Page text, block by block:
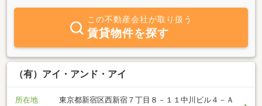
この不動産会社が取り扱う
賃貸物件を探す
（有）アイ・アンド・アイ
所在地
東京都新宿区西新宿７丁目８－１１中川ビル４－Ａ